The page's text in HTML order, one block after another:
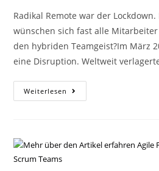
Radikal Remote war der
wünschen sich fast alle
den hybriden Teamgeist?Im März
eine Disruption. Weltweit
Weiterlesen